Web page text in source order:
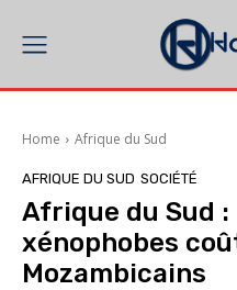
Home Afrique du Sud
AFRIQUE DU SUD SOCIÉTÉ
Afrique du Sud :
xénophobes
Mozambicains